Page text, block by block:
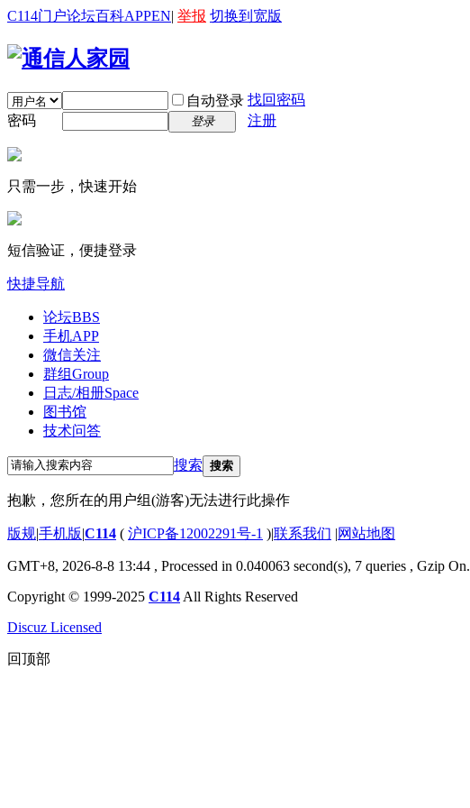
C114门户论坛百科APPEN| 举报 切换到宽版
自动登录 找回密码
密码
登录 注册
只需一步，快速开始
短信验证，便捷登录
快捷导航
论坛BBS
手机APP
微信关注
群组Group
日志/相册Space
图书馆
技术问答
搜索 搜索
抱歉，您所在的用户组(游客)无法进行此操作
版规|手机版|C114 ( 沪ICP备12002291号-1 )|联系我们 |网站地图
GMT+8, 2026-8-8 13:44 , Processed in 0.040063 second(s), 7 queries , Gzip On.
Copyright © 1999-2025 C114 All Rights Reserved
Discuz Licensed
回顶部